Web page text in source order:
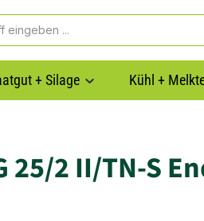
+ Silage Kühl +
2 II/TN-S